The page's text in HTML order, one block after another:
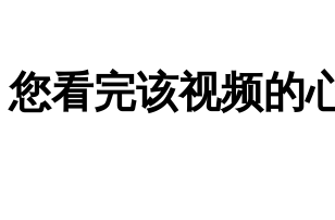
您看完该视频的